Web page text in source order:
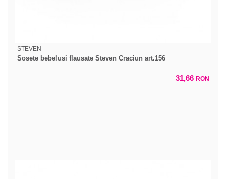
STEVEN
Sosete bebelusi flausate Steven Craciun art.156
31,66 RON